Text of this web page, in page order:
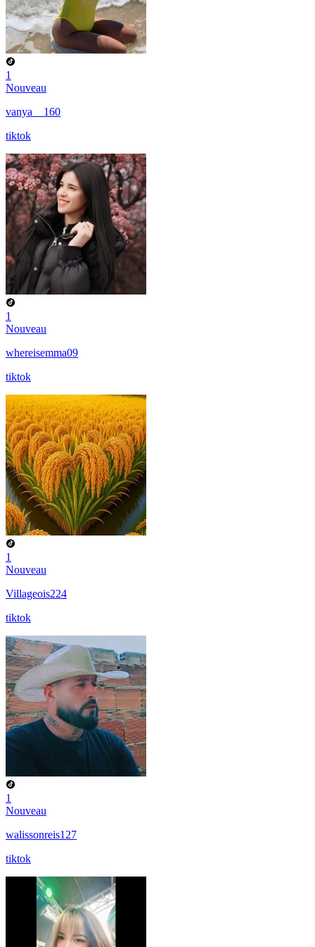
1
Nouveau
vanya__160
tiktok
1
Nouveau
whereisemma09
tiktok
1
Nouveau
Villageois224
tiktok
1
Nouveau
walissonreis127
tiktok